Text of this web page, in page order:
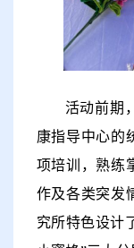
活动前期
康指导中心的
项培训，熟练
作及各类突发
究所特色设计